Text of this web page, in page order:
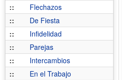
::
Flechazos
::
De Fiesta
::
Infidelidad
::
Parejas
::
Intercambios
::
En el Trabajo